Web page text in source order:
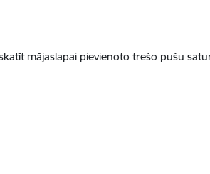
mājaslapai pievienoto trešo pušu